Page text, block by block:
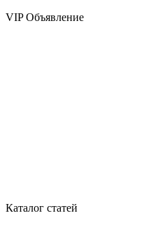
VIP Объявление
Каталог статей